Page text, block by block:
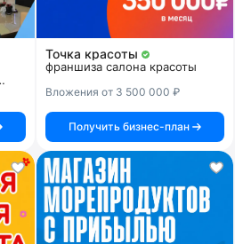
Точка красоты
франшиза салона красоты
Вложения от 3 500 000 ₽
Получить бизнес-план